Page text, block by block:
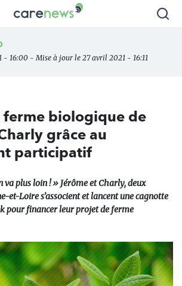
Carenews,
des
- 16:00 - Mise à jour le 27 avril 2021 - 16:11
ferme biologique de
grâce au
participatif
va plus loin ! » Jérôme et Charly, deux
et-Loire s’associent et lancent une cagnotte
pour financer leur projet de ferme